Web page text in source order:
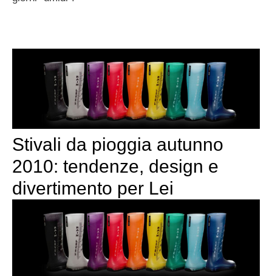
Stivali da pioggia autunno
2010: tendenze, design e
divertimento per Lei